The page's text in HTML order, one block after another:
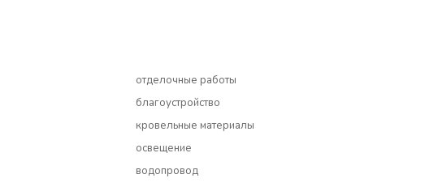
отделочные работы
благоустройство
кровельные материалы
освещение
водопровод